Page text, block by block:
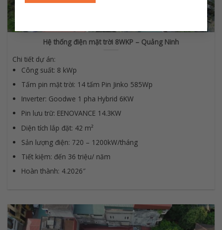
Hệ thống điện mặt trời 8WKP – Quảng Ninh
Chi tiết dự án:
Công suất: 8 kWp
Tấm pin mặt trời: 14 tấm Pin Jinko 585Wp
Inverter: Goodwe 1 pha Hybrid 6KW
Pin lưu trữ: EENOVANCE 14.3KW
Diện tích lắp đặt: 42 m²
Sản lượng điện: 720 – 1200kW/tháng
Tiết kiệm: đến 36 triệu/ năm
Hoàn thành: 4.2026″